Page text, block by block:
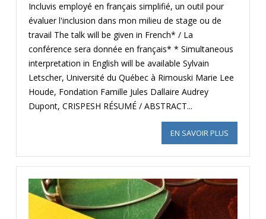
Incluvis employé en français simplifié, un outil pour
évaluer l'inclusion dans mon milieu de stage ou de
travail The talk will be given in French* / La
conférence sera donnée en français* * Simultaneous
interpretation in English will be available Sylvain
Letscher, Université du Québec à Rimouski Marie Lee
Houde, Fondation Famille Jules Dallaire Audrey
Dupont, CRISPESH RÉSUMÉ / ABSTRACT...
EN SAVOIR PLUS